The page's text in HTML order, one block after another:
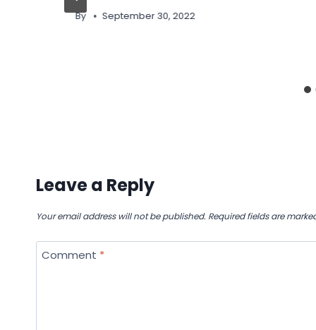
By September 30, 2022
Leave a Reply
Your email address will not be published. Required fields are
Comment *